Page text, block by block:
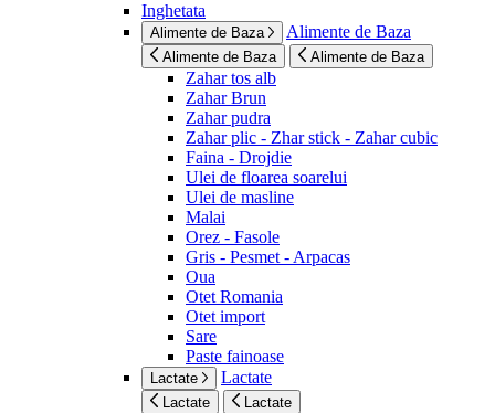
Inghetata
Alimente de Baza Alimente de Baza
Alimente de Baza Alimente de Baza
Zahar tos alb
Zahar Brun
Zahar pudra
Zahar plic - Zhar stick - Zahar cubic
Faina - Drojdie
Ulei de floarea soarelui
Ulei de masline
Malai
Orez - Fasole
Gris - Pesmet - Arpacas
Oua
Otet Romania
Otet import
Sare
Paste fainoase
Lactate Lactate
Lactate Lactate